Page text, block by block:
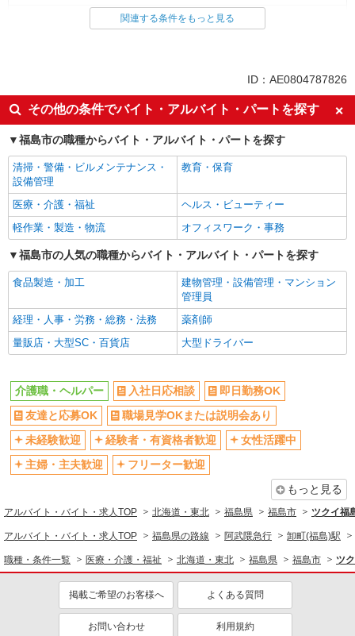
副業・WワークOK
交通費支給
社会保険あり
産休・育休取得実績あり
社員登用あり
関連する条件をもっと見る
ID：AE0804787826
その他の条件でバイト・アルバイト・パートを探す
福島市の職種からバイト・アルバイト・パートを探す
清掃・警備・ビルメンテナンス・
設備管理
教育・保育
医療・介護・福祉
ヘルス・ビューティー
軽作業・製造・物流
オフィスワーク・事務
福島市の人気の職種からバイト・アルバイト・パートを探す
食品製造・加工
建物管理・設備管理・マンション
管理員
経理・人事・労務・総務・法務
薬剤師
量販店・大型SC・百貨店
大型ドライバー
介護職・ヘルパー 入社日応相談
即日勤務OK
友達と応募OK
職場見学OKまたは説明会あり
未経験歓迎
経験者・有資格者歓迎
女性活躍中
主婦・主夫歓迎
フリーター歓迎
もっと見る
アルバイト・バイト・求人TOP 北海道・東北 福島県 福島市 ツクイ福
アルバイト・バイト・求人TOP 福島県の路線 阿武隈急行 卸町(福島)駅
職種・条件一覧 医療・介護・福祉 北海道・東北 福島県 福島市 ツ
掲載ご希望のお客様へ よくある質問
お問い合わせ 利用規約